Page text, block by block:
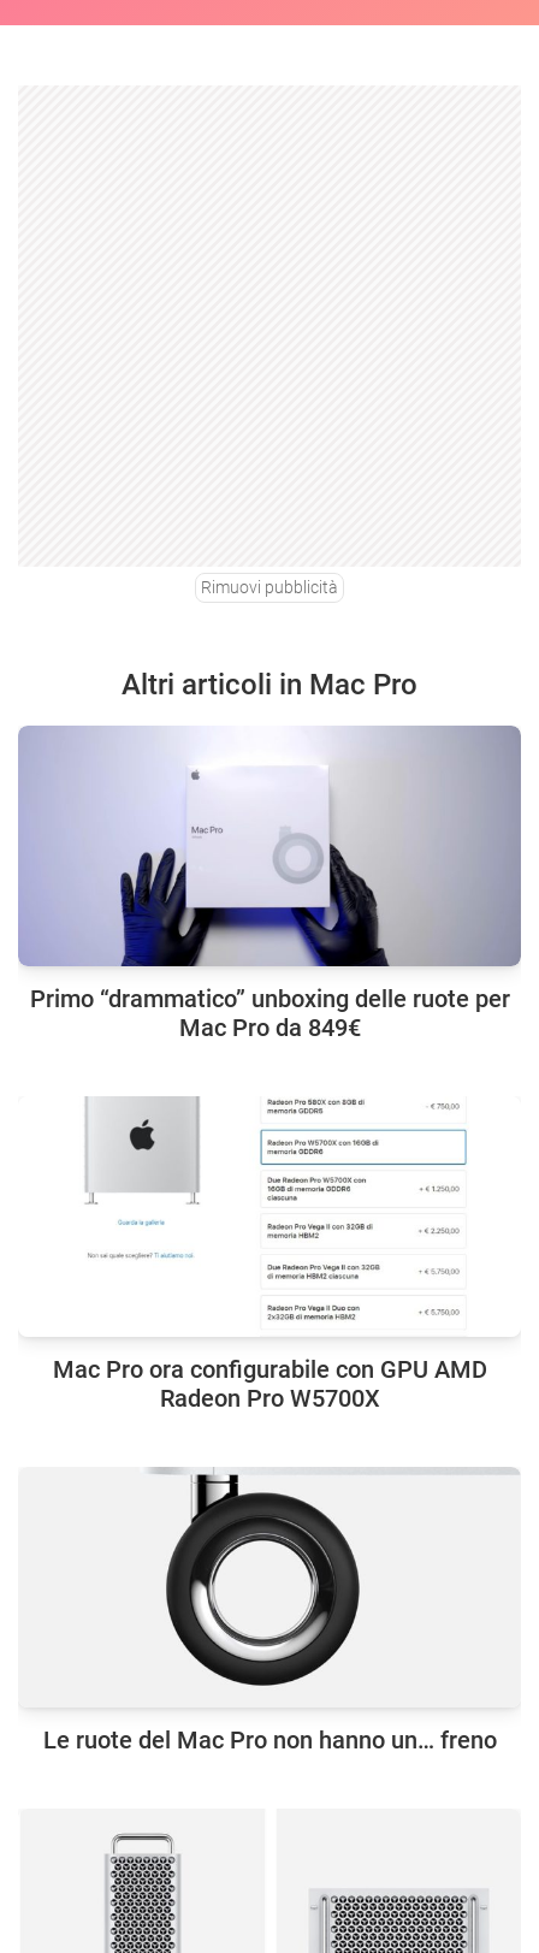
Rimuovi pubblicità
Altri articoli in Mac Pro
Primo “drammatico” unboxing delle ruote per
Mac Pro da 849€
Mac Pro ora configurabile con GPU AMD
Radeon Pro W5700X
Le ruote del Mac Pro non hanno un… freno